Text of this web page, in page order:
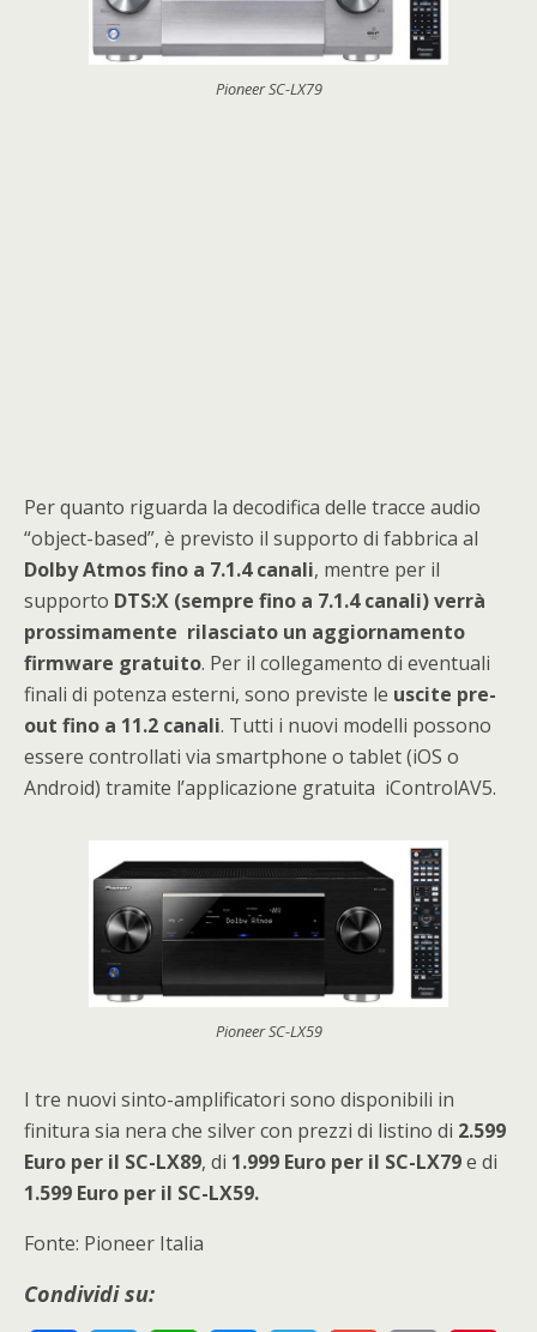
Pioneer SC-LX79
Per quanto riguarda la decodifica delle tracce audio
“object-based”, è previsto il supporto di fabbrica al
Dolby Atmos fino a 7.1.4 canali, mentre per il
supporto DTS:X (sempre fino a 7.1.4 canali) verrà
prossimamente rilasciato un aggiornamento
firmware gratuito. Per il collegamento di eventuali
finali di potenza esterni, sono previste le uscite pre-
out fino a 11.2 canali. Tutti i nuovi modelli possono
essere controllati via smartphone o tablet (iOS o
Android) tramite l’applicazione gratuita iControlAV5.
Pioneer SC-LX59
I tre nuovi sinto-amplificatori sono disponibili in
finitura sia nera che silver con prezzi di listino di 2.599
Euro per il SC-LX89, di 1.999 Euro per il SC-LX79e di
1.599 Euro per il SC-LX59.
Fonte: Pioneer Italia
Condividi su: